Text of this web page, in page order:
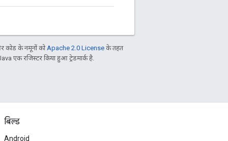
कोड के नमूनों को Apache 2.0 License के तहत
एक रजिस्टर किया हुआ ट्रेडमार्क है.
बिल्ड
Android